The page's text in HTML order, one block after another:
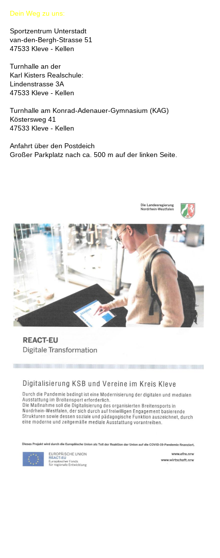
Dein Weg zu uns:
Sportzentrum Unterstadt
van-den-Bergh-Strasse 51
47533 Kleve - Kellen
Turnhalle an der
Karl Kisters Realschule:
Lindenstrasse 3A
47533 Kleve - Kellen
Turnhalle am Konrad-Adenauer-Gymnasium (KAG)
Köstersweg 41
47533 Kleve - Kellen
Anfahrt über den Postdeich
Großer Parkplatz nach ca. 500 m auf der linken Seite.